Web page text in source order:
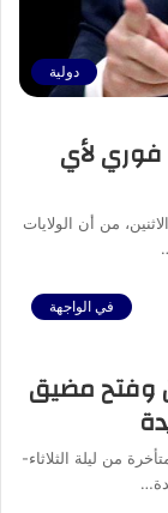
دولية
فوري لأي
الاثنين، من أن الولايات
في الواجهة
وفتح مضيق
متأخرة من ليلة الثلاثاء-